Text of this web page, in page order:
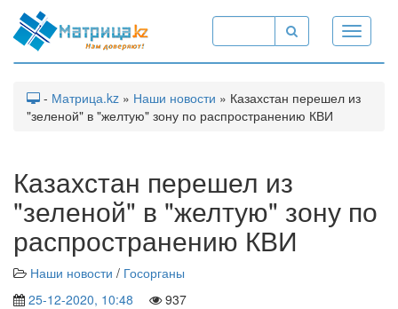
Toggle
- Матрица.kz » Наши новости » Казахстан перешел из
"зеленой" в "желтую" зону по распространению КВИ
Казахстан перешел из
"зеленой" в "желтую" зону по
распространению КВИ
Наши новости / Госорганы
25-12-2020, 10:48
937